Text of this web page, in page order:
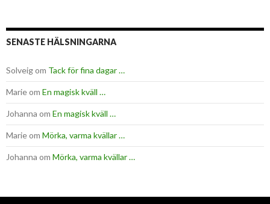
SENASTE HÄLSNINGARNA
Solveigom Tack för fina dagar …
Marieom En magisk kväll …
Johanna om En magisk kväll …
Marieom Mörka, varma kvällar …
Johanna om Mörka, varma kvällar …